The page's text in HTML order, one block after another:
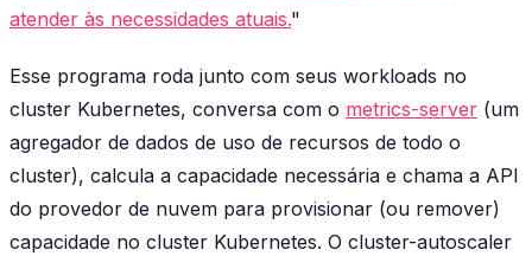
atender às necessidades atuais."
Esse programa roda junto com seus workloads no
cluster Kubernetes, conversa com o metrics-server (um
agregador de dados de uso de recursos de todo o
cluster), calcula a capacidade necessária e chama a API
do provedor de nuvem para provisionar (ou remover)
capacidade no cluster Kubernetes. O cluster-autoscaler